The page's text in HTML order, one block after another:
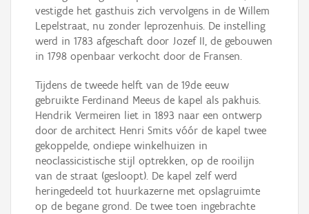
vestigde het gasthuis zich vervolgens in de Willem
Lepelstraat, nu zonder leprozenhuis. De instelling
werd in 1783 afgeschaft door Jozef II, de gebouwen
in 1798 openbaar verkocht door de Fransen.
Tijdens de tweede helft van de 19de eeuw
gebruikte Ferdinand Meeus de kapel als pakhuis.
Hendrik Vermeiren liet in 1893 naar een ontwerp
door de architect Henri Smits vóór de kapel twee
gekoppelde, ondiepe winkelhuizen in
neoclassicistische stijl optrekken, op de rooilijn
van de straat (gesloopt). De kapel zelf werd
heringedeeld tot huurkazerne met opslagruimte
op de begane grond. De twee toen ingebrachte